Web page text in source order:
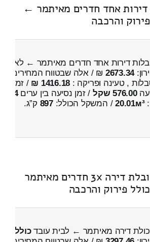
דירות אחד חדרים מאיתמר ←
והרכבה
דירות אחד חדרים מאיתמר ←
2673.34 ₪ / אלה שבטווח המחירים
, טעינה ופריקה : 1416.18 ₪ / זמן :
576.00 שקל / זמן נסיעה בין ערים44 דקות
20.01м³/ המשקל הכולל:897 ק”ג.
הצעת מחיר להובלת דירה 3x חדרים מאיתמר
פירוק והרכבה
דירה מאיתמר ← לבית עובדכולל